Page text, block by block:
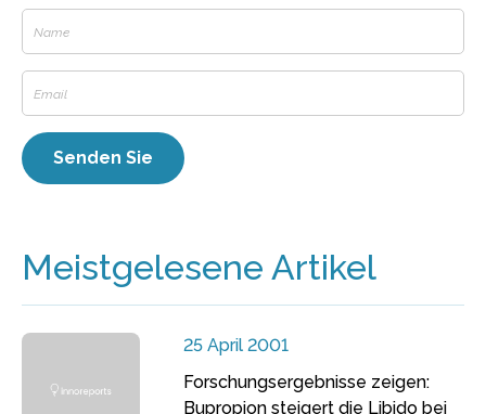
Meistgelesene Artikel
25 April 2001
Forschungsergebnisse zeigen:
Bupropion steigert die Libido bei